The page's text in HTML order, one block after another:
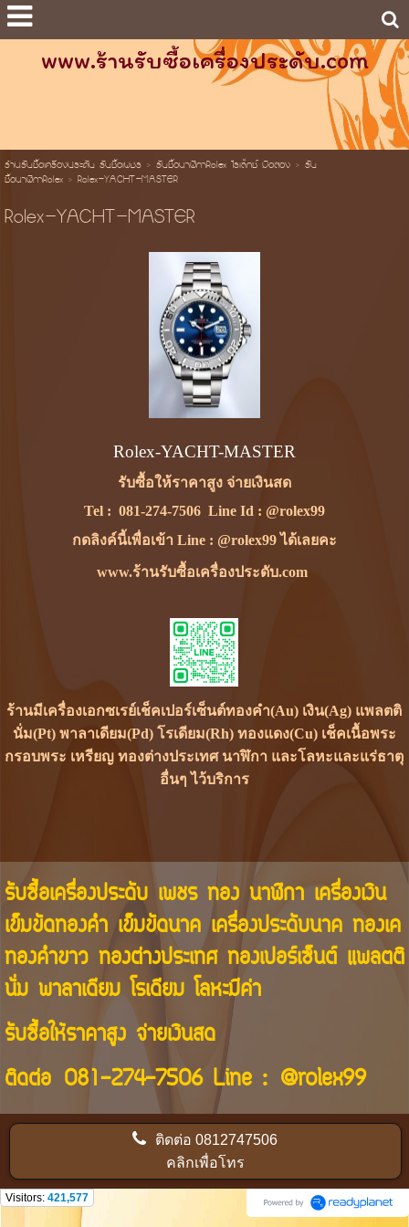
www.ร้านรับซื้อเครื่องประดับ.com
ร้านรับซื้อเครื่องประดับ รับซื้อเพชร> รับซื้อนาฬิกาRolex โรเล็กซ์ มือสอง> รับ
ซื้อนาฬิกาRolex> Rolex-YACHT-MASTER
Rolex-YACHT-MASTER
Rolex-YACHT-MASTER
รับซื้อให้ราคาสูง จ่ายเงินสด
Tel : 081-274-7506Line Id : @rolex99
กดลิงค์นี้เพื่อเข้า Line : @rolex99 ได้เลยคะ
www.ร้านรับซื้อเครื่องประดับ.com
ร้านมีเครื่องเอกซเรย์เช็คเปอร์เซ็นต์ทองคำ(Au) เงิน(Ag) แพลตติ
นั่ม(Pt) พาลาเดียม(Pd) โรเดียม(Rh) ทองแดง(Cu) เช็คเนื้อพระ
กรอบพระ เหรียญ ทองต่างประเทศ นาฬิกา และโลหะและแร่ธาตุ
อื่นๆ ไว้บริการ
รับซื้อเครื่องประดับ เพชร ทอง นาฬิกา เครื่องเงิน
เข็มขัดทองคำ เข็มขัดนาค เครื่องประดับนาค ทองเค
ทองคำขาว ทองต่างประเทศ ทองเปอร์เซ็นต์ แพลตติ
นั่ม พาลาเดียม โรเดียม โลหะมีค่า
รับซื้อให้ราคาสูง จ่ายเงินสด
ติดต่อ 081-274-7506Line : @rolex99
ติดต่อ0812747506
คลิกเพื่อโทร
Visitors: 421,577